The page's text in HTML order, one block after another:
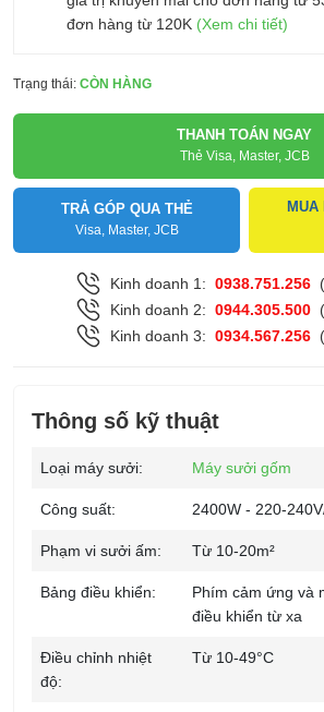
đơn hàng từ 120K (Xem chi tiết)
Trạng thái: CÒN HÀNG
THANH TOÁN NGAY
Thẻ Visa, Master, JCB
TRẢ GÓP QUA THẺ
Visa, Master, JCB
MUA
Kinh doanh 1: 0938.751.256
Kinh doanh 2: 0944.305.500
Kinh doanh 3: 0934.567.256
Thông số kỹ thuật
Loại máy sưởi: Máy sưởi gốm
Công suất: 2400W - 220-
Phạm vi sưởi ấm: Từ 10-20m²
Bảng điều khiển:
Phím cảm ứng và
điều khiển từ xa
Điều chỉnh nhiệt
độ:
Từ 10-49°C